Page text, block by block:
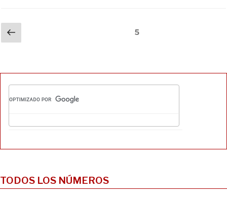
Paginación
de
Página
anterior
Página5
TODOS LOS NÚMEROS